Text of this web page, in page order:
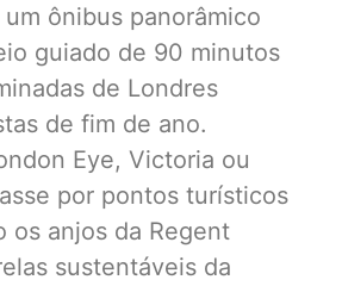
ônibus panorâmico
guiado de 90 minutos
de Londres
de fim de ano.
Eye, Victoria ou
por pontos turísticos
os anjos da Regent
sustentáveis ​​da